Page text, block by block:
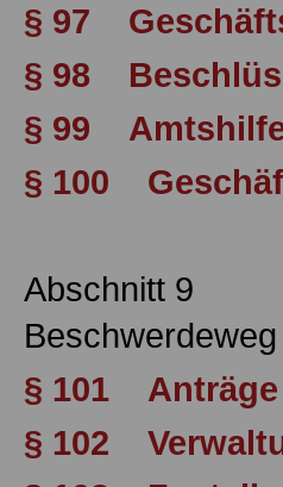
§ 97
§ 98
§ 99
§ 100
Abschnitt 9
§ 101 Anträge
§ 102